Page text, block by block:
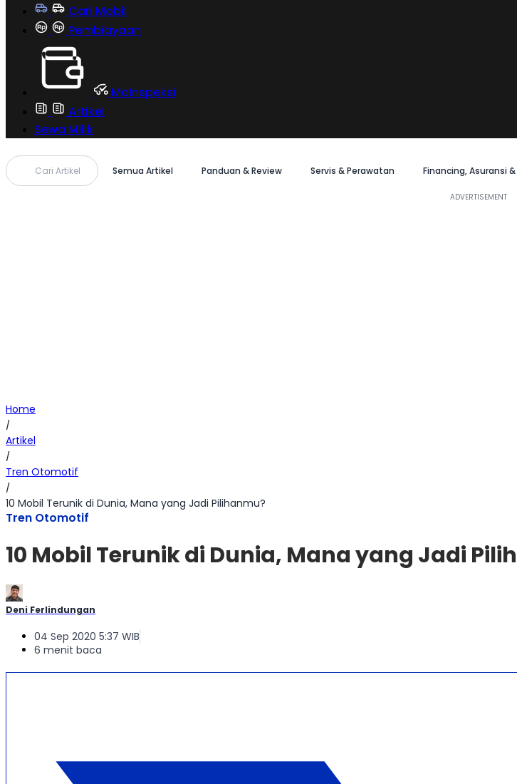
Cari Mobil
Pembiayaan
MoInspeksi
Artikel
Sewa Milik
Cari Artikel Semua Artikel Panduan & Review Servis & Perawatan Financing, Asuransi
Home
/
Artikel
/
Tren Otomotif
/
10 Mobil Terunik di Dunia, Mana yang Jadi Pilihanmu?
Tren Otomotif
10 Mobil Terunik di Dunia, Mana yang Jadi
Deni Ferlindungan
04 Sep 2020 5:37 WIB
6 menit baca